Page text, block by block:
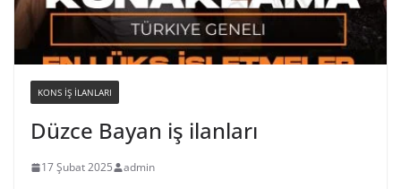
KONS IŞ ILANLARI
Düzce Bayan iş ilanları
17 Şubat 2025 admin